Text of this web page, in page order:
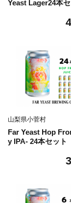
Yeast Lager24本セ
山梨県小菅村
Far Yeast Hop
y IPA- 24本セット
内外で多数授賞！